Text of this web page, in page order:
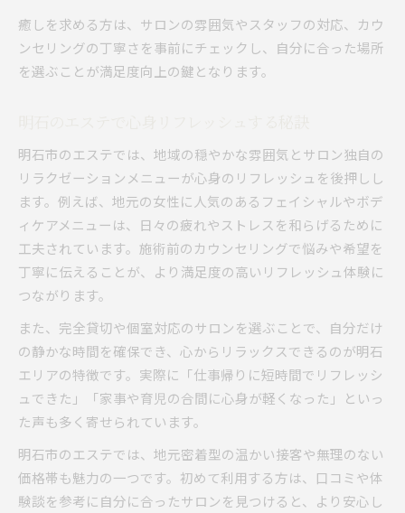
個室エステのメリットと利用時の注意点
明石のエステで受けられるフェイシャル特集
深夜エステ利用時に押さえるべきポイント
サロン周辺の治安を確認するポイント
女性に優しい防犯対策のあるエステ特集
個室完備サロンで安心できる理由とは
交通利便性とエステ通いのしやすさを解説
落ち着いた雰囲気で楽しむリラクゼーション
落ち着いた個室エステで癒される時間
中国式マッサージの心地よい空間作り
安い料金でも上質なリラックスを体験
女性が求める癒しの雰囲気とは何か
癒しを求める方は、サロンの雰囲気やスタッフの対応、カウ
ンセリングの丁寧さを事前にチェックし、自分に合った場所
を選ぶことが満足度向上の鍵となります。
明石市のエステでは、地域の穏やかな雰囲気とサロン独自の
リラクゼーションメニューが心身のリフレッシュを後押しし
ます。例えば、地元の女性に人気のあるフェイシャルやボデ
ィケアメニューは、日々の疲れやストレスを和らげるために
工夫されています。施術前のカウンセリングで悩みや希望を
丁寧に伝えることが、より満足度の高いリフレッシュ体験に
つながります。
また、完全貸切や個室対応のサロンを選ぶことで、自分だけ
の静かな時間を確保でき、心からリラックスできるのが明石
エリアの特徴です。実際に「仕事帰りに短時間でリフレッシ
ュできた」「家事や育児の合間に心身が軽くなった」といっ
た声も多く寄せられています。
明石市のエステでは、地元密着型の温かい接客や無理のない
価格帯も魅力の一つです。初めて利用する方は、口コミや体
験談を参考に自分に合ったサロンを見つけると、より安心し